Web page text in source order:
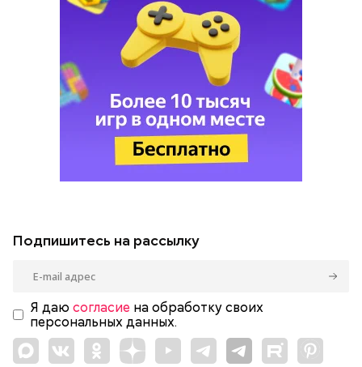
Подпишитесь на рассылку
Я даю согласие на обработку своих
персональных данных.